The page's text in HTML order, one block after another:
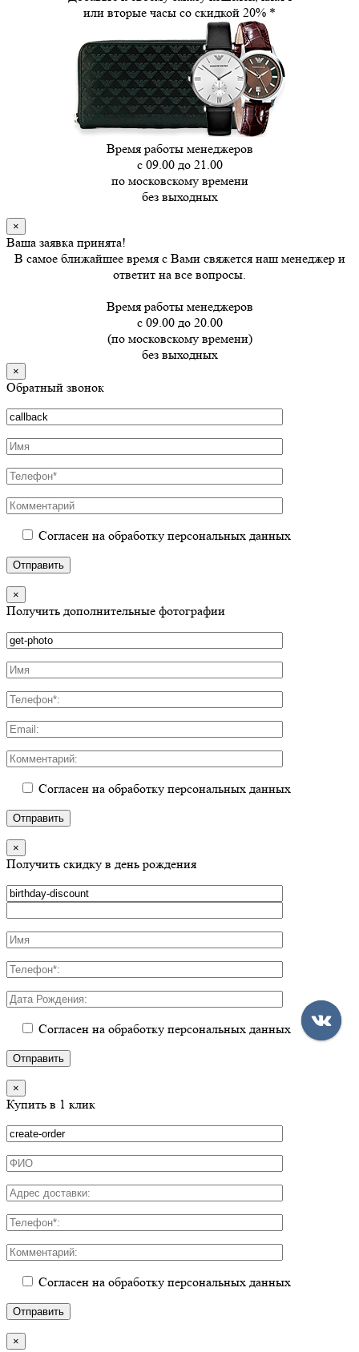
или вторые часы со скидкой 20% *
Время работы менеджеров
с 09.00 до 21.00
по московскому времени
без выходных
×
Ваша заявка принята!
В самое ближайшее время с Вами свяжется наш менеджер и
ответит на все вопросы.
Время работы менеджеров
с 09.00 до 20.00
(по московскому времени)
без выходных
×
Обратный звонок
Согласен на обработку персональных данных
×
Получить дополнительные фотографии
Согласен на обработку персональных данных
×
Получить скидку в день рождения
Согласен на обработку персональных данных
×
Купить в 1 клик
Согласен на обработку персональных данных
×